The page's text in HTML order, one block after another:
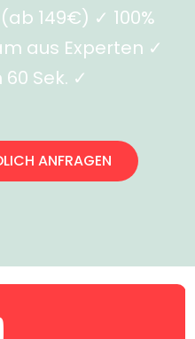
149€) ✓ 100%
aus Experten ✓
Sek. ✓
ANFRAGEN